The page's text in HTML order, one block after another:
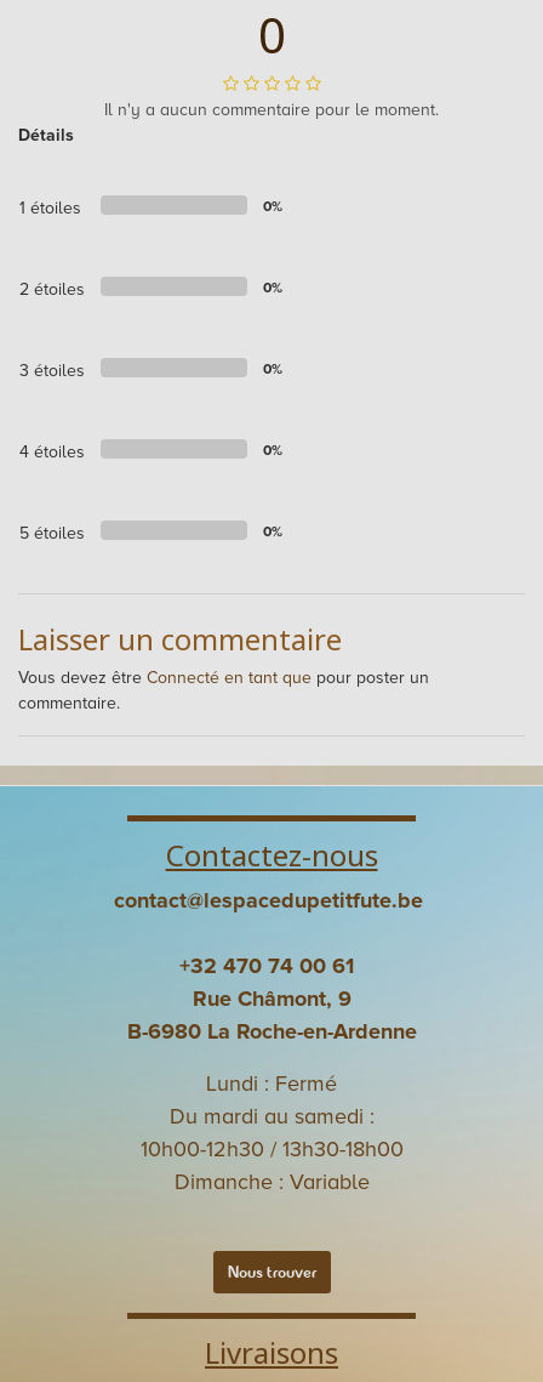
0
Il n'y a aucun commentaire pour le moment.
Détails
1 étoiles 0%
2 étoiles 0%
3 étoiles 0%
4 étoiles 0%
5 étoiles 0%
Laisser un commentaire
Vous devez être Connecté en tant que pour poster un
commentaire.
Contactez-nous
contact@lespacedupetitfute.be
+32 470 74 00 61
Rue Châmont, 9
B-6980 La Roche-en-Ardenne
Lundi : Fermé
Du mardi au samedi :
10h00-12h30 / 13h30-18h00
Dimanche : Variable
Nous trouver
Livraisons